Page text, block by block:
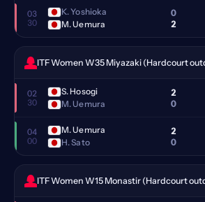
03
30
K. Yoshioka
M. Uemura
0
2
ITF Women W35 Miyazaki (Hardcourt
02
30
S. Hosogi
M. Uemura
2
0
04
00
M. Uemura
H. Sato
2
0
ITF Women W15 Monastir (Hardcourt